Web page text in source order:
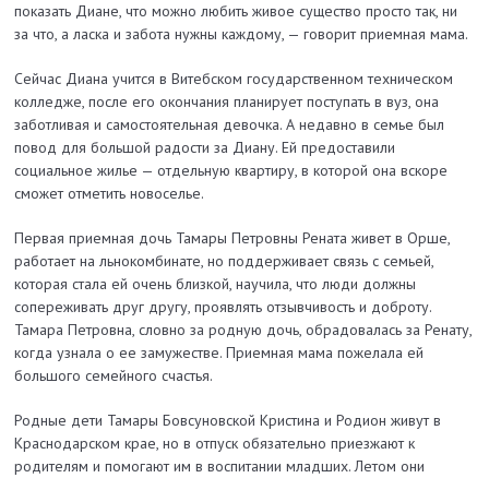
показать Диане, что можно любить живое существо просто так, ни
за что, а ласка и забота нужны каждому, — говорит приемная мама.
Сейчас Диана учится в Витебском государственном техническом
колледже, после его окончания планирует поступать в вуз, она
заботливая и самостоятельная девочка. А недавно в семье был
повод для большой радости за Диану. Ей предоставили
социальное жилье — отдельную квартиру, в которой она вскоре
сможет отметить новоселье.
Первая приемная дочь Тамары Петровны Рената живет в Орше,
работает на льнокомбинате, но поддерживает связь с семьей,
которая стала ей очень близкой, научила, что люди должны
сопереживать друг другу, проявлять отзывчивость и доброту.
Тамара Петровна, словно за родную дочь, обрадовалась за Ренату,
когда узнала о ее замужестве. Приемная ма­ма пожелала ей
большого семейного счастья.
Родные дети Та­мары Бовсуновской Кристина и Родион живут в
Краснодарском крае, но в отпуск обязательно приезжают к
родителям и помогают им в воспитании младших. Летом они